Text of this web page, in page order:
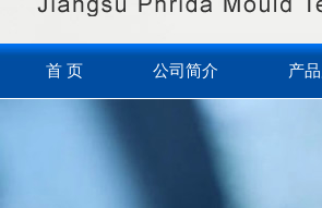
首 页 公司简介 产